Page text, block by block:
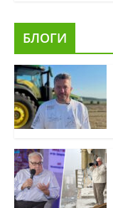
БЛОГИ